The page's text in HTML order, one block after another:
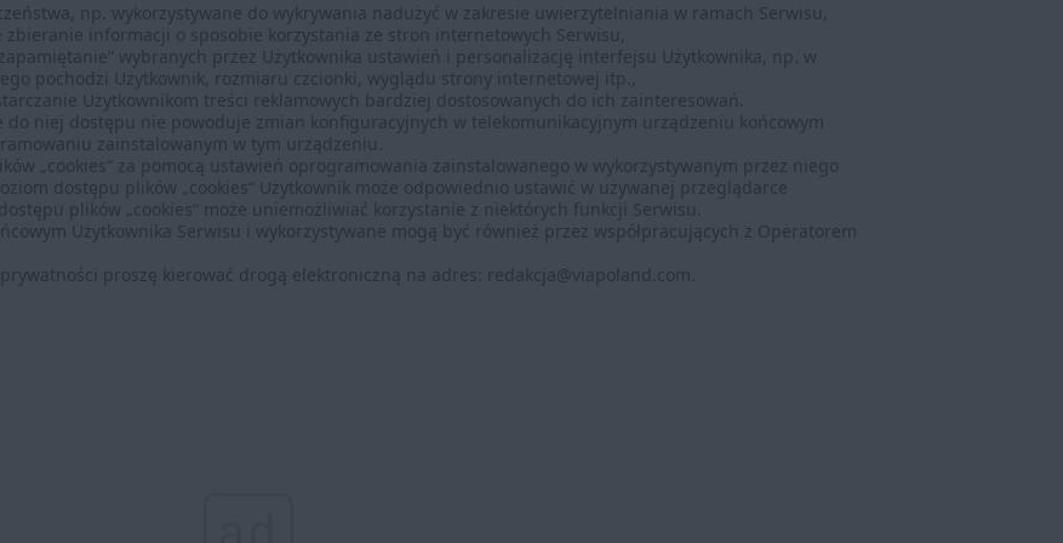
np. wykorzystywane do wykrywania nadużyć w zakresie uwierzytelniania w ramach Serwisu,
zbieranie informacji o sposobie korzystania ze stron internetowych Serwisu,
wybranych przez Użytkownika ustawień i personalizację interfejsu Użytkownika, np. w
pochodzi Użytkownik, rozmiaru czcionki, wyglądu strony internetowej itp.,
Użytkownikom treści reklamowych bardziej dostosowanych do ich zainteresowań.
niej dostępu nie powoduje zmian konfiguracyjnych w telekomunikacyjnym urządzeniu końcowym
zainstalowanym w tym urządzeniu.
„cookies“ za pomocą ustawień oprogramowania zainstalowanego w wykorzystywanym przez niego
dostępu plików „cookies“ Użytkownik może odpowiednio ustawić w używanej przeglądarce
plików „cookies“ może uniemożliwiać korzystanie z niektórych funkcji Serwisu.
Użytkownika Serwisu i wykorzystywane mogą być również przez współpracujących z Operatorem
proszę kierować drogą elektroniczną na adres: redakcja@viapoland.com.